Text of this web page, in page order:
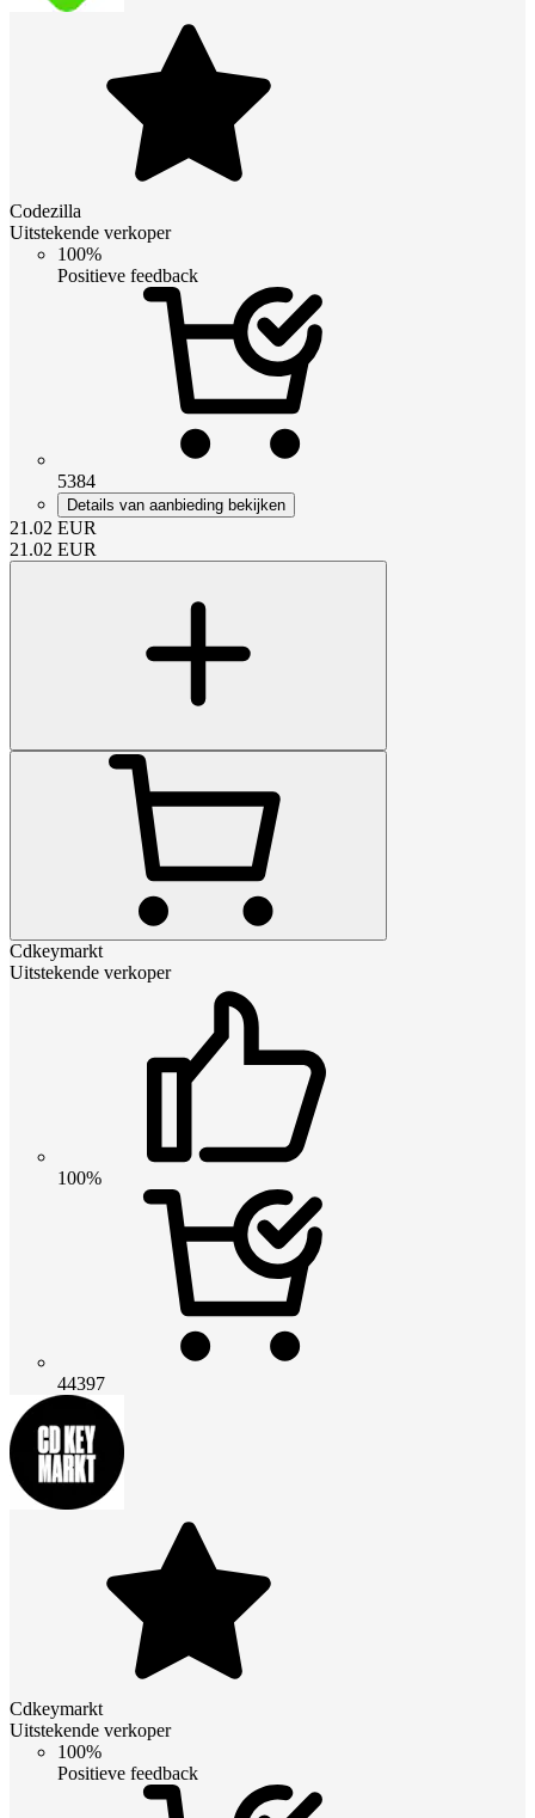
Codezilla
Uitstekende verkoper
100%
Positieve feedback
5384
Details van aanbieding bekijken
21.02 EUR
21.02 EUR
Cdkeymarkt
Uitstekende verkoper
100%
44397
Cdkeymarkt
Uitstekende verkoper
100%
Positieve feedback